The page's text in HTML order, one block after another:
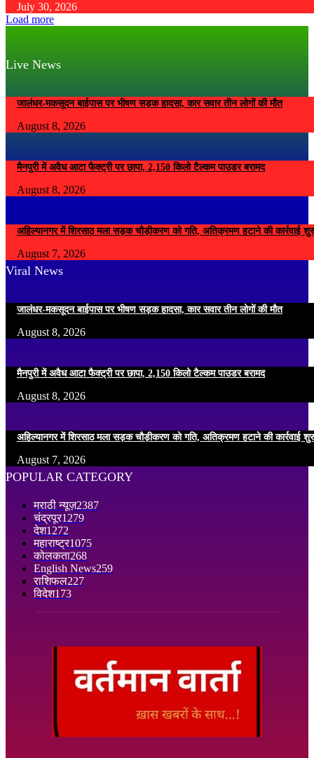
July 30, 2026
Load more
Live News
जालंधर-मकसूदन बाईपास पर भीषण सड़क हादसा, कार सवार तीन लोगों की मौत
August 8, 2026
मैनपुरी में अवैध आटा फैक्ट्री पर छापा, 2,150 किलो टैल्कम पाउडर बरामद
August 8, 2026
अहिल्यानगर में शिरसाठ मला सड़क चौड़ीकरण को गति, अतिक्रमण हटाने की कार्रवाई
August 7, 2026
Viral News
जालंधर-मकसूदन बाईपास पर भीषण सड़क हादसा, कार सवार तीन लोगों की मौत
August 8, 2026
मैनपुरी में अवैध आटा फैक्ट्री पर छापा, 2,150 किलो टैल्कम पाउडर बरामद
August 8, 2026
अहिल्यानगर में शिरसाठ मला सड़क चौड़ीकरण को गति, अतिक्रमण हटाने की कार्रवाई
August 7, 2026
POPULAR CATEGORY
मराठी न्यूज़2387
चंद्रपूर1279
देश1272
महाराष्ट्र1075
कोलकता268
English News259
राशिफल227
विदेश173